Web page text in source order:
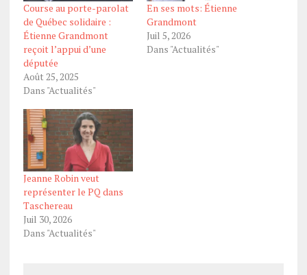
Course au porte-parolat
de Québec solidaire :
Étienne Grandmont
reçoit l’appui d’une
députée
Août 25, 2025
Dans "Actualités"
En ses mots: Étienne
Grandmont
Juil 5, 2026
Dans "Actualités"
Jeanne Robin veut
représenter le PQ dans
Taschereau
Juil 30, 2026
Dans "Actualités"